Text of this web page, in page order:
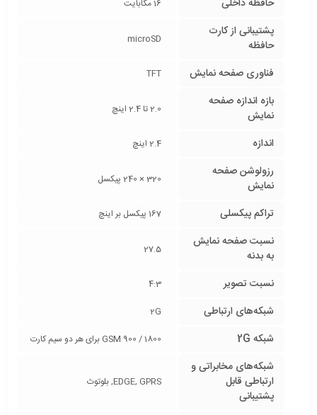
حافظه داخلی 16 مگابایت
پشتیبانی از کارت
حافظه
microSD
فناوری صفحه‌ نمایش TFT
بازه‌ اندازه صفحه
نمایش
2.0 تا 2.4 اینچ
اندازه 2.4 اینچ
رزولوشن صفحه
نمایش
320 × 240 پیکسل
تراکم پیکسلی 167 پیکسل بر اینچ
نسبت صفحه‌ نمایش
به بدنه
27.5
نسبت تصویر 4:3
شبکه‌های ارتباطی 2G
شبکه 2G GSM 900 / 1800 برای هر دو سیم کارت
شبکه‌های مخابراتی و
ارتباطی قابل
پشتیبانی
EDGE, GPRS, بلوتوث